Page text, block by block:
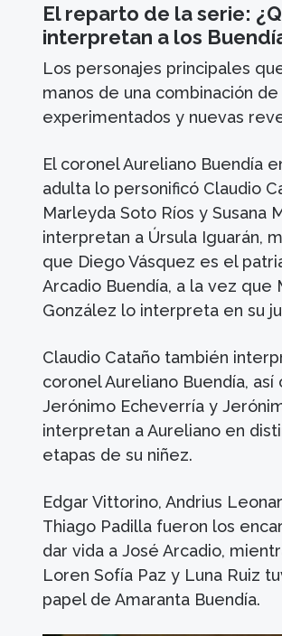
El reparto de la serie:
interpretan a los
Los personajes principales
manos de una combinación
experimentados y nuevas
El coronel Aureliano Buendía
adulta lo personificó Claudio
Marleyda Soto Ríos y Susana
interpretan a Úrsula Iguarán,
que Diego Vásquez es el
Arcadio Buendía, a la vez que
González lo interpreta en su
Claudio Cataño también
coronel Aureliano Buendía, así
Jerónimo Echeverría y
interpretan a Aureliano en
etapas de su niñez.
Edgar Vittorino, Andrius
Thiago Padilla fueron los
dar vida a José Arcadio,
Loren Sofía Paz y Luna Ruiz
papel de Amaranta Buendía.